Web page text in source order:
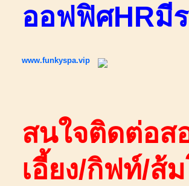
ออฟฟิศHRมี
www.funkyspa.vip
สนใจติดต่อส
เอี้ยง/กิฟท์/ส้